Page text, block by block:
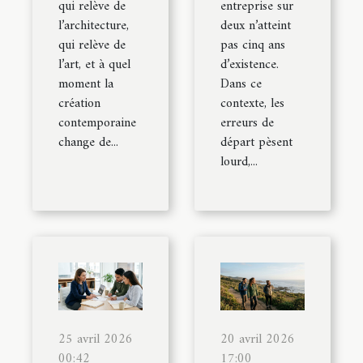
qui relève de
l’architecture,
qui relève de
l’art, et à quel
moment la
création
contemporaine
change de...
entreprise sur
deux n’atteint
pas cinq ans
d’existence.
Dans ce
contexte, les
erreurs de
départ pèsent
lourd,...
25 avril 2026
20 avril 2026